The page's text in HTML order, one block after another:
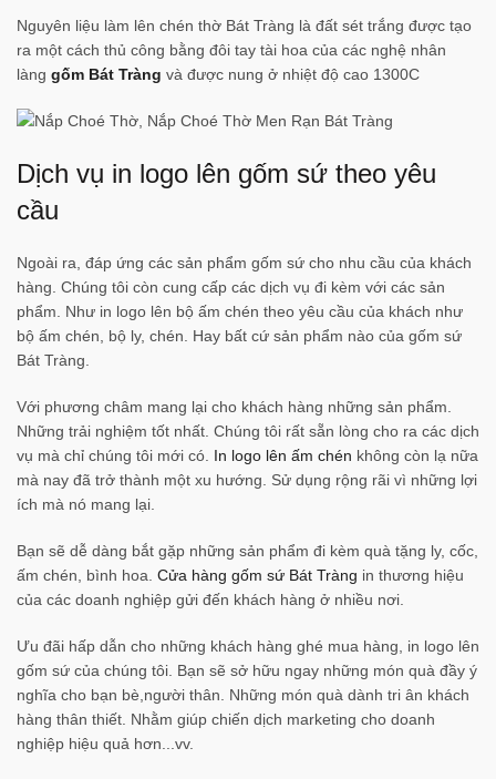
Nguyên liệu làm lên chén thờ Bát Tràng là đất sét trắng được tạo
ra một cách thủ công bằng đôi tay tài hoa của các nghệ nhân
làng gốm Bát Tràng và được nung ở nhiệt độ cao 1300C
Dịch vụ in logo lên gốm sứ theo yêu
cầu
Ngoài ra, đáp ứng các sản phẩm gốm sứ cho nhu cầu của khách
hàng. Chúng tôi còn cung cấp các dịch vụ đi kèm với các sản
phẩm. Như in logo lên bộ ấm chén theo yêu cầu của khách như
bộ ấm chén, bộ ly, chén. Hay bất cứ sản phẩm nào của gốm sứ
Bát Tràng.
Với phương châm mang lại cho khách hàng những sản phẩm.
Những trải nghiệm tốt nhất. Chúng tôi rất sẵn lòng cho ra các dịch
vụ mà chỉ chúng tôi mới có. In logo lên ấm chén không còn lạ nữa
mà nay đã trở thành một xu hướng. Sử dụng rộng rãi vì những lợi
ích mà nó mang lại.
Bạn sẽ dễ dàng bắt gặp những sản phẩm đi kèm quà tặng ly, cốc,
ấm chén, bình hoa. Cửa hàng gốm sứ Bát Tràng in thương hiệu
của các doanh nghiệp gửi đến khách hàng ở nhiều nơi.
Ưu đãi hấp dẫn cho những khách hàng ghé mua hàng, in logo lên
gốm sứ của chúng tôi. Bạn sẽ sở hữu ngay những món quà đầy ý
nghĩa cho bạn bè,người thân. Những món quà dành tri ân khách
hàng thân thiết. Nhằm giúp chiến dịch marketing cho doanh
nghiệp hiệu quả hơn...vv.